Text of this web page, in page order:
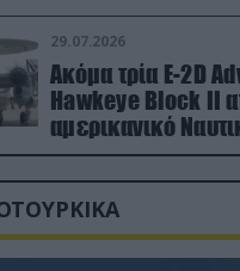
29.07.2026
Ακόμα τρία E-2D
Hawkeye Block II
αμερικανικό
δισ.δολάρια το